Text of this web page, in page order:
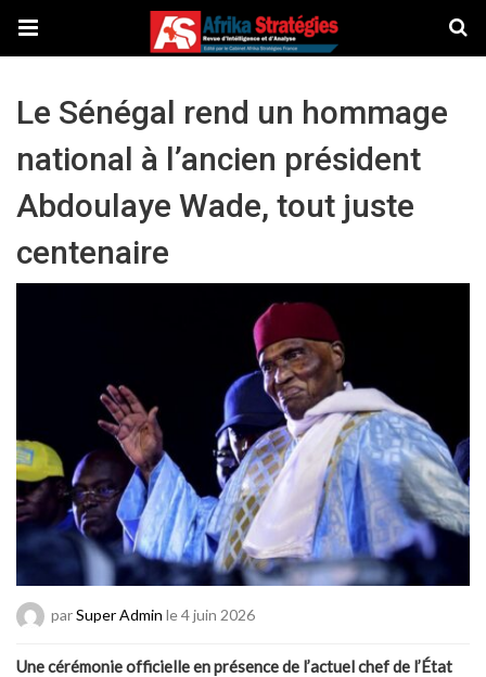
Le Sénégal rend un hommage
national à l’ancien président
Abdoulaye Wade, tout juste
centenaire
parSuper Admin le 4 juin 2026
Une cérémonie officielle en présence de l’actuel chef de l’État